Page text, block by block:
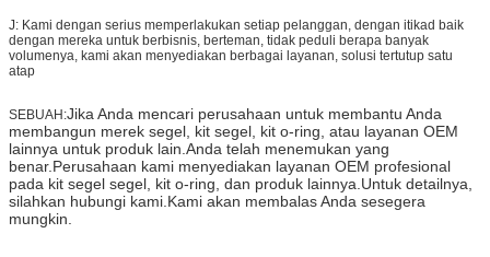
J: Kami dengan serius memperlakukan setiap pelanggan, dengan itikad baik
dengan mereka untuk berbisnis, berteman, tidak peduli berapa banyak
volumenya, kami akan menyediakan berbagai layanan, solusi tertutup satu
atap
SEBUAH:Jika Anda mencari perusahaan untuk membantu Anda
membangun merek segel, kit segel, kit o-ring, atau layanan OEM
lainnya untuk produk lain.Anda telah menemukan yang
benar.Perusahaan kami menyediakan layanan OEM profesional
pada kit segel segel, kit o-ring, dan produk lainnya.Untuk detailnya,
silahkan hubungi kami.Kami akan membalas Anda sesegera
mungkin.